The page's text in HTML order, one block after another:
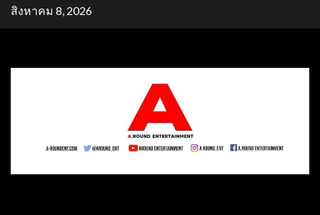
Skipสิงหาคม 8, 2026